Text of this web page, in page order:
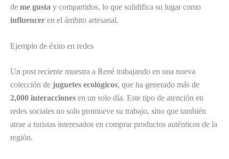
de me gusta y compartidos, lo que solidifica su lugar como
influencer en el ámbito artesanal.
Ejemplo de éxito en redes
Un post reciente muestra a René trabajando en una nueva
colección de juguetes ecológicos, que ha generado más de
2,000 interacciones en un solo día. Este tipo de atención en
redes sociales no solo promueve su trabajo, sino que también
atrae a turistas interesados en comprar productos auténticos de la
región.